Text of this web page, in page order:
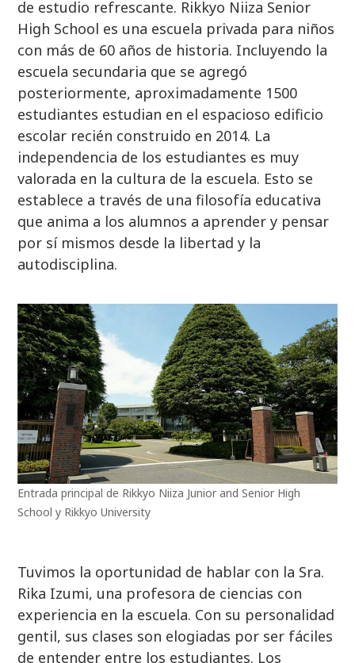
Entrada principal de Rikkyo Niiza Junior and Senior High
School y Rikkyo University
de estudio refrescante. Rikkyo Niiza Senior
High School es una escuela privada para niños
con más de 60 años de historia. Incluyendo la
escuela secundaria que se agregó
posteriormente, aproximadamente 1500
estudiantes estudian en el espacioso edificio
escolar recién construido en 2014. La
independencia de los estudiantes es muy
valorada en la cultura de la escuela. Esto se
establece a través de una filosofía educativa
que anima a los alumnos a aprender y pensar
por sí mismos desde la libertad y la
autodisciplina.
Tuvimos la oportunidad de hablar con la Sra.
Rika Izumi, una profesora de ciencias con
experiencia en la escuela. Con su personalidad
gentil, sus clases son elogiadas por ser fáciles
de entender entre los estudiantes. Los